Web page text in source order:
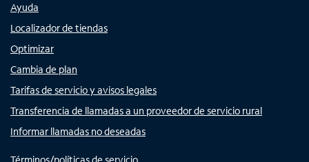
Ayuda
Localizador de tiendas
Optimizar
Cambia de plan
Tarifas de servicio y avisos legales
Transferencia de llamadas a un proveedor de servicio rural
Informar llamadas no deseadas